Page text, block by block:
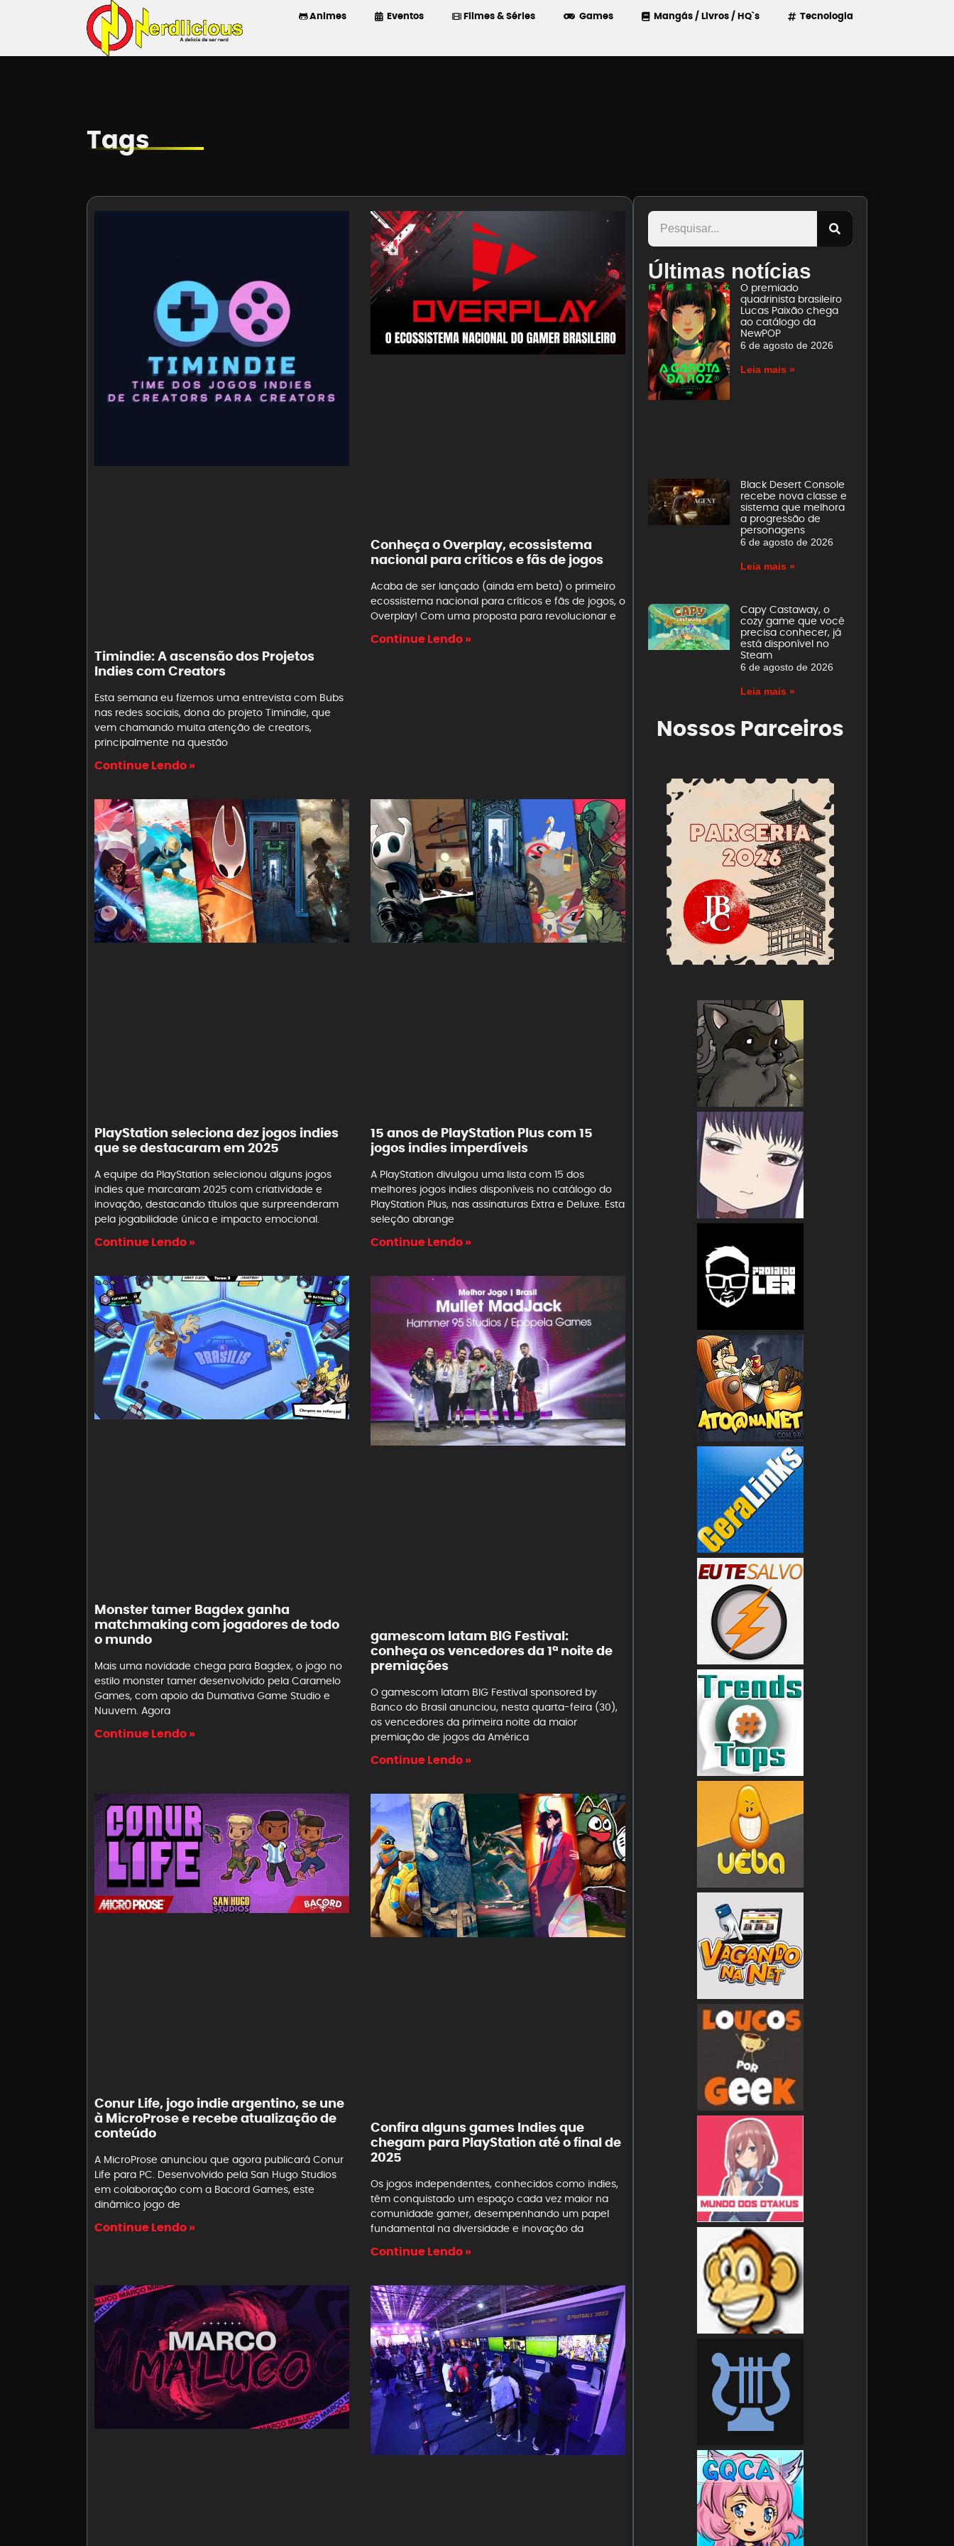
Animes Eventos Filmes & Séries Games Mangás / Livros / HQ`s Tecnologia
Tags
Timindie: A ascensão dos Projetos
Indies com Creators
Esta semana eu fizemos uma entrevista com Bubs
nas redes sociais, dona do projeto Timindie, que
vem chamando muita atenção de creators,
principalmente na questão
Continue Lendo »
Conheça o Overplay, ecossistema
nacional para críticos e fãs de jogos
Acaba de ser lançado (ainda em beta) o primeiro
ecossistema nacional para críticos e fãs de jogos, o
Overplay! Com uma proposta para revolucionar e
Continue Lendo »
PlayStation seleciona dez jogos indies
que se destacaram em 2025
A equipe da PlayStation selecionou alguns jogos
indies que marcaram 2025 com criatividade e
inovação, destacando títulos que surpreenderam
pela jogabilidade única e impacto emocional.
Continue Lendo »
15 anos de PlayStation Plus com 15
jogos indies imperdíveis
A PlayStation divulgou uma lista com 15 dos
melhores jogos indies disponíveis no catálogo do
PlayStation Plus, nas assinaturas Extra e Deluxe. Esta
seleção abrange
Continue Lendo »
Monster tamer Bagdex ganha
matchmaking com jogadores de todo
o mundo
Mais uma novidade chega para Bagdex, o jogo no
estilo monster tamer desenvolvido pela Caramelo
Games, com apoio da Dumativa Game Studio e
Nuuvem. Agora
Continue Lendo »
gamescom latam BIG Festival:
conheça os vencedores da 1ª noite de
premiações
O gamescom latam BIG Festival sponsored by
Banco do Brasil anunciou, nesta quarta-feira (30),
os vencedores da primeira noite da maior
premiação de jogos da América
Continue Lendo »
Conur Life, jogo indie argentino, se une
à MicroProse e recebe atualização de
conteúdo
A MicroProse anunciou que agora publicará Conur
Life para PC. Desenvolvido pela San Hugo Studios
em colaboração com a Bacord Games, este
dinâmico jogo de
Continue Lendo »
Confira alguns games Indies que
chegam para PlayStation até o final de
2025
Os jogos independentes, conhecidos como indies,
têm conquistado um espaço cada vez maior na
comunidade gamer, desempenhando um papel
fundamental na diversidade e inovação da
Continue Lendo »
Últimas notícias
O premiado
quadrinista brasileiro
Lucas Paixão chega
ao catálogo da
NewPOP
6 de agosto de 2026
Leia mais »
Black Desert Console
recebe nova classe e
sistema que melhora
a progressão de
personagens
6 de agosto de 2026
Leia mais »
Capy Castaway, o
cozy game que você
precisa conhecer, já
está disponível no
Steam
6 de agosto de 2026
Leia mais »
Nossos Parceiros